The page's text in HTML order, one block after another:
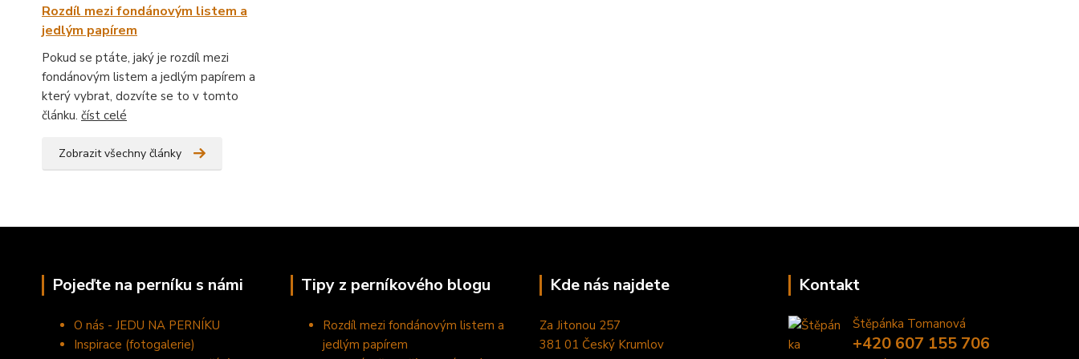
Rozdíl mezi fondánovým listem a
jedlým papírem
Pokud se ptáte, jaký je rozdíl mezi
fondánovým listem a jedlým papírem a
který vybrat, dozvíte se to v tomto
článku. číst celé
Zobrazit všechny články
Pojeďte na perníku s námi
O nás - JEDU NA PERNÍKU
Inspirace (fotogalerie)
Tipy z perníkového blogu
Rozdíl mezi fondánovým listem a
jedlým papírem
Kde nás najdete
Za Jitonou 257
381 01 Český Krumlov
Kontakt
Štěpánka Tomanová
+420 607 155 706